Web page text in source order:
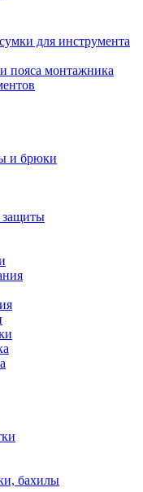
для инструмента
пояса монтажника
и брюки
защиты
бахилы